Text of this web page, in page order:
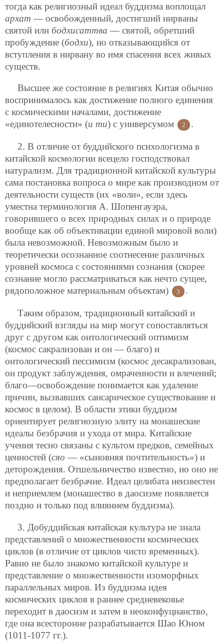
тогда как религиозный идеал буддизма воплощал
архат — освобожденный, достигший нирваны
святой или бодхисаттва — святой, обретший
пробуждение (бодхи), но отказывающийся от
вступления в нирвану во имя спасения всех живых
существ.
Высшее же состояние в религиях Китая обычно
воспринималось как достижение полного единения
с космическими началами, достижение
«единотелесности» (и ти) с универсумом 2 .
2. В отличие от буддийского психологизма в
китайской космологии всецело господствовал
натурализм. Для традиционной китайской культуры
сама постановка вопроса о мире как производном от
деятельности существ (их «воли», если здесь
уместна терминология А. Шопенгауэра,
говорившего о всех природных силах и о природе
вообще как об объективации единой мировой воли)
была невозможной. Невозможным было и
теоретически осознанное соотнесение различных
уровней космоса с состояниями сознания (скорее
сознание могло рассматриваться как нечто сущее,
рядоположное материальным объектам)
3 .
Таким образом, традиционный китайский и
буддийский взгляды на мир могут сопоставляться
друг с другом как онтологический оптимизм
(космос сакрализован и он — благо) и
онтологический пессимизм (космос десакрализован,
он продукт заблуждения, омраченности и влечений;
благо—освобождение понимается как удаление
причин, вызвавших сансарическое существование и
космос в целом). В области этики буддизм
ориентирует религиозную элиту на монашеские
идеалы безбрачия и ухода от мира. Китайские
учения тесно связаны с культом предков, семейных
ценностей (сяо — «сыновняя почтительность») и
деторождения. Отшельничество известно, но оно не
предполагает безбрачие. Идеал целибата неизвестен
и неприемлем (монашество в даосизме появляется
поздно и только под влиянием буддизма).
3. Добуддийская китайская культура не знала
представлений о множественности космических
циклов (в отличие от циклов чисто временных).
Равно не было знакомо китайской культуре и
представление о множественности изоморфных
параллельных миров. Из буддизма идея
космических циклов в раннее средневековье
переходит в даосизм и затем в неоконфуцианство,
где она всесторонне разрабатывается Шао Юном
(1011-1077 гг.).